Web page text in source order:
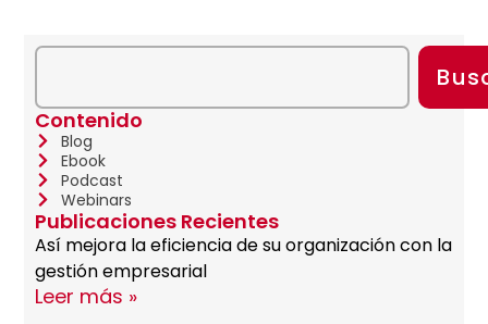
Contenido
Blog
Ebook
Podcast
Webinars
Publicaciones Recientes
Así mejora la eficiencia de su organización con la
gestión empresarial
Leer más »